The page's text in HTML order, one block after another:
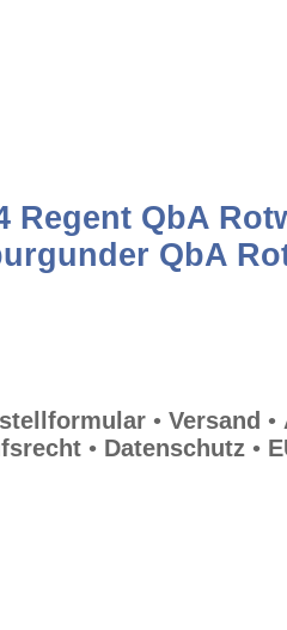
Regent QbA
QbA
• Versand •
• Datenschutz •